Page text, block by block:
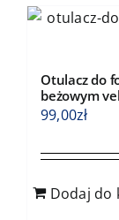
Otulacz do
beżowym
99,00zł
Dodaj do